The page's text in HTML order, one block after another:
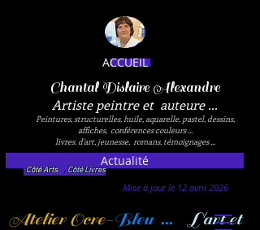
Chantal Dislaire Alexandre
Artiste peintre et auteure ...
Peintures, structurelles, huile, aquarelle, pastel, dessins,
affiches, conférences couleurs ...
livres. d'art, jeunesse, romans, témoignages ,..
ACCUEIL
Mise à jour le 12 avril 2026
Actualité
Côté Arts .Côté Livres
Atelier Ocre-Bleu ...
L'art et